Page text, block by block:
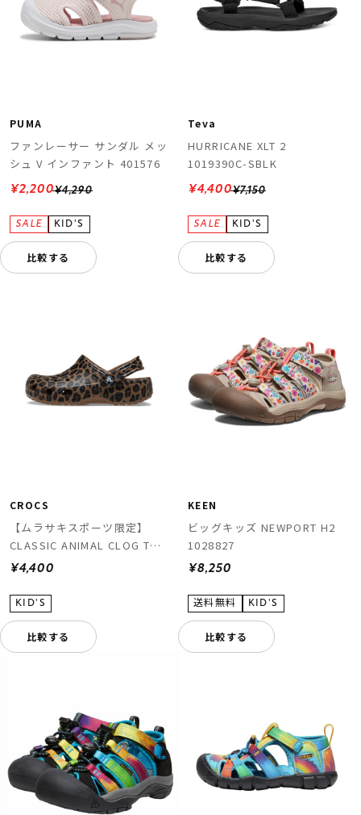
PUMA
ファンレーサー サンダル メッ
シュ V インファント 401576
¥4,290
¥2,200
比較する
Teva
HURRICANE XLT 2
1019390C-SBLK
¥7,150
¥4,400
比較する
CROCS
【ムラサキスポーツ限定】
CLASSIC ANIMAL CLOG T
211882-2LD
¥4,400
比較する
KEEN
ビッグキッズ NEWPORT H2
1028827
¥8,250
比較する